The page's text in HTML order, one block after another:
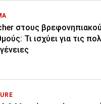
στους
Τι ισχύει για τις